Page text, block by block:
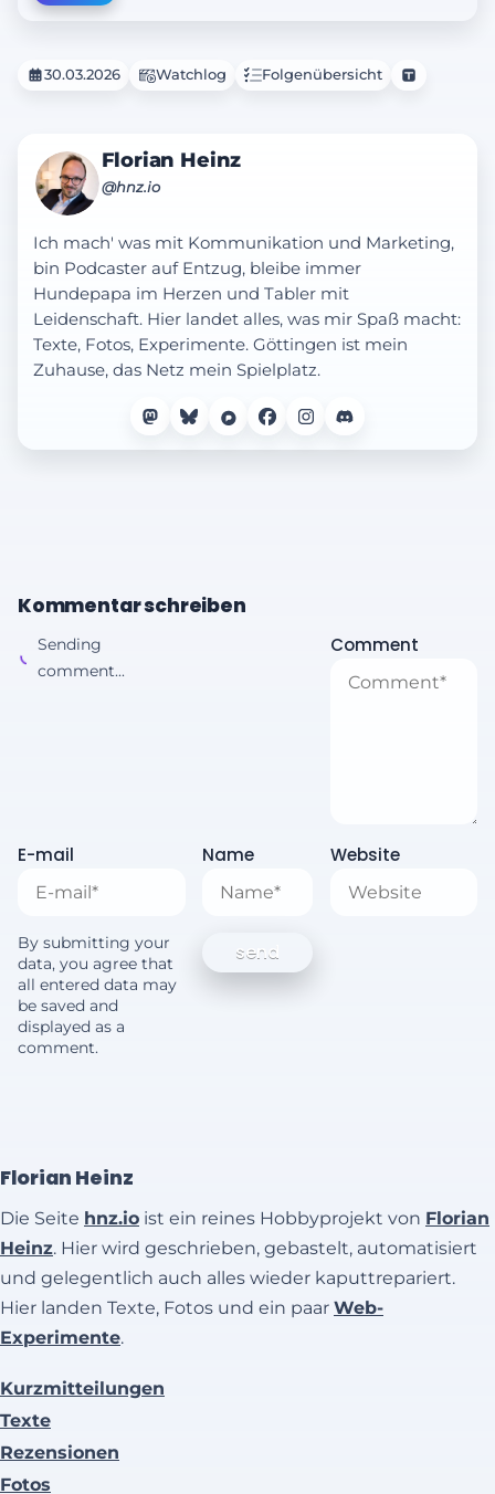
30.03.2026 Watchlog Folgenübersicht
Florian Heinz
@hnz.io
Ich mach' was mit Kommunikation und Marketing,
bin Podcaster auf Entzug, bleibe immer
Hundepapa im Herzen und Tabler mit
Leidenschaft. Hier landet alles, was mir Spaß macht:
Texte, Fotos, Experimente. Göttingen ist mein
Zuhause, das Netz mein Spielplatz.
Kommentar schreiben
Sending
comment...
Comment
E-mail Name Website
By submitting your
data, you agree that
all entered data may
be saved and
displayed as a
comment.
Florian Heinz
Die Seite hnz.io ist ein reines Hobbyprojekt von Florian
Heinz. Hier wird geschrieben, gebastelt, automatisiert
und gelegentlich auch alles wieder kaputtrepariert.
Hier landen Texte, Fotos und ein paar Web-
Experimente.
Kurzmitteilungen
Texte
Rezensionen
Fotos